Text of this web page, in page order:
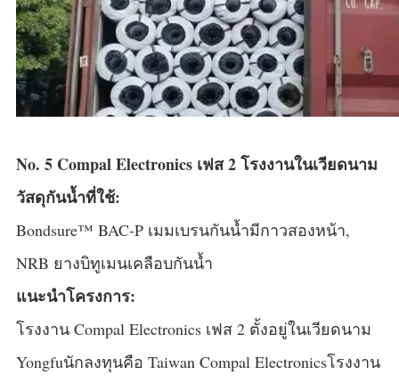
No. 5 Compal Electronics เฟส 2 โรงงานในเวียดนาม
วัสดุกันน้ำที่ใช้:
Bondsure™ BAC-P เมมเบรนกันน้ำมีกาวสองหน้า,
NRB ยางบิทูเมนเคลือบกันน้ำ
แนะนำโครงการ:
โรงงาน Compal Electronics เฟส 2 ตั้งอยู่ในเวียดนาม
Yongfuนักลงทุนคือ Taiwan Compal Electronicsโรงงาน